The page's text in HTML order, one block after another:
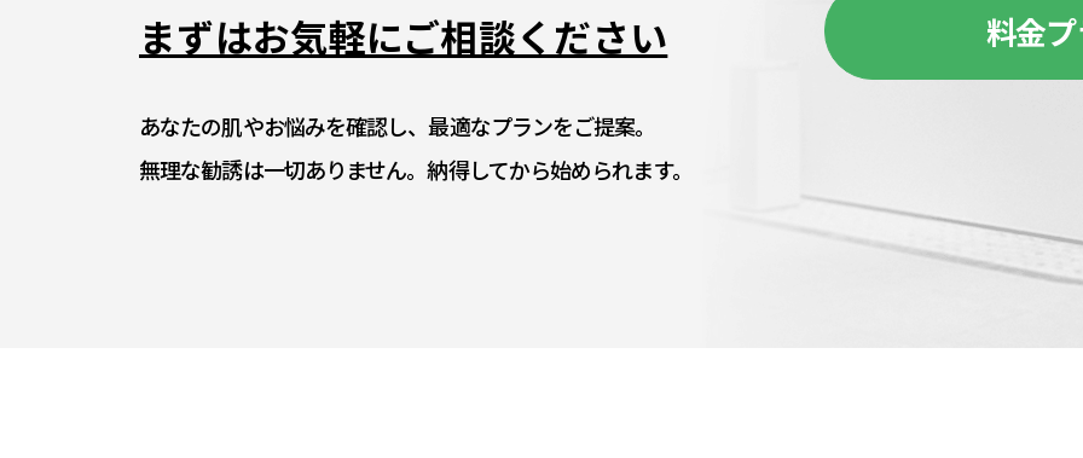
まずはお気軽にご相談ください
あなたの肌やお悩みを確認し、最適なプランをご提案。
無理な勧誘は一切ありません。納得してから始められます。
料金